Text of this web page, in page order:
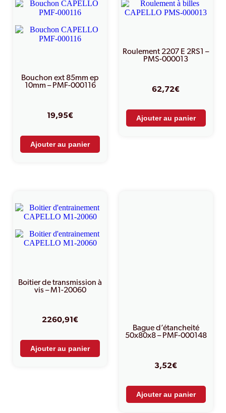
Bouchon ext 85mm ep
10mm – PMF-000116
19,95€
Ajouter au panier
Roulement 2207 E 2RS1 –
PMS-000013
62,72€
Ajouter au panier
Boitier de transmission à
vis – M1-20060
2260,91€
Ajouter au panier
Bague d’étancheité
50x80x8 – PMF-000148
3,52€
Ajouter au panier